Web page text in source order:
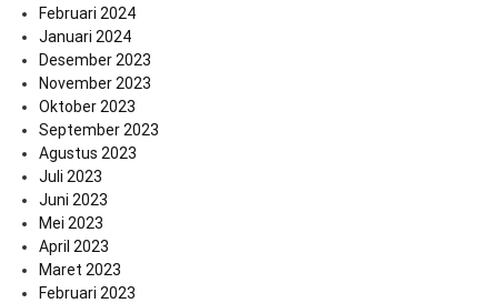
Februari 2024
Januari 2024
Desember 2023
November 2023
Oktober 2023
September 2023
Agustus 2023
Juli 2023
Juni 2023
Mei 2023
April 2023
Maret 2023
Februari 2023